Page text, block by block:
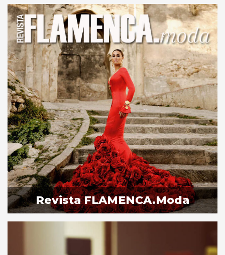
Revista FLAMENCA.moda